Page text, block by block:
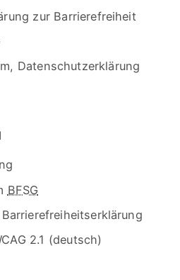
zur Barrierefreiheit
Datenschutzerklärung
BFSG
2.1 (deutsch)